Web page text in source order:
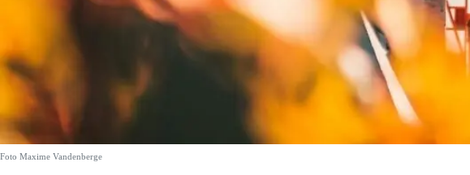
Foto Maxime Vandenberge